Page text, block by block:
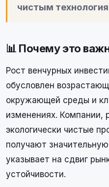
чистым
📊 Почему это
Рост венчурных
обусловлен
окружающей среды и
изменениях. Компании,
экологически чистые
получают
указывает на сдвиг
устойчивости.